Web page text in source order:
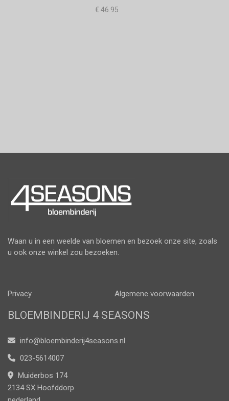
€ 46.95
Waan u in een weelde van bloemen en bezoek onze site, zoals
u ook onze winkel zou bezoeken.
Privacy Algemene voorwaarden
BLOEMBINDERIJ 4 SEASONS
info@bloembinderij4seasons.nl
023-5614007
Muiderbos 174
2134 SX Hoofddorp